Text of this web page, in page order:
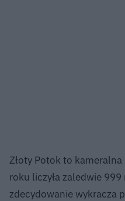
Złoty Potok to
roku liczyła zaledwie
zdecydowanie wykracza